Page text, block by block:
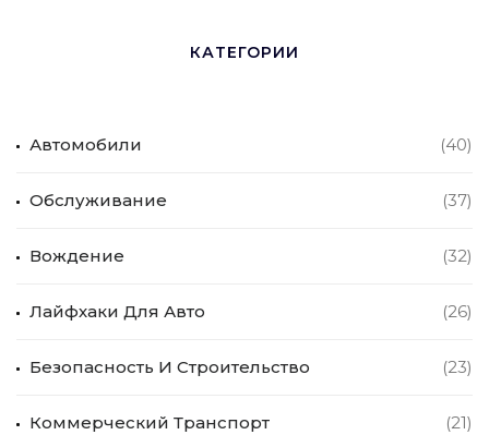
КАТЕГОРИИ
Автомобили (40)
Обслуживание (37)
Вождение (32)
Лайфхаки Для Авто (26)
Безопасность И Строительство (23)
Коммерческий Транспорт (21)